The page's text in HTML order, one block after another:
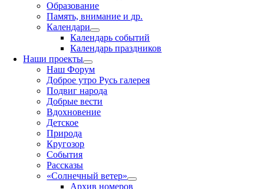
Образование
Память, внимание и др.
Календари
Календарь событий
Календарь праздников
Наши проекты
Наш Форум
Доброе утро Русь галерея
Подвиг народа
Добрые вести
Вдохновение
Детское
Природа
Кругозор
События
Рассказы
«Солнечный ветер»
Архив номеров